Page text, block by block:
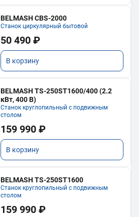
BELMASH CBS-2000
Станок циркулярный бытовой
50 490 ₽
В корзину
BELMASH TS-250ST1600/400 (2.2
кВт, 400 В)
Станок круглопильный с подвижным
столом
159 990 ₽
В корзину
BELMASH TS-250ST1600
Станок круглопильный с подвижным
столом
159 990 ₽